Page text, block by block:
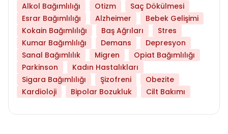
Alkol Bağımlılığı
Otizm
Saç Dökülmesi
Esrar Bağımlılığı
Alzheimer
Bebek Gelişimi
Kokain Bağımlılığı
Baş Ağrıları
Stres
Kumar Bağımlılığı
Demans
Depresyon
Sanal Bağımlılık
Migren
Opiat Bağımlılığı
Parkinson
Kadın Hastalıkları
Sigara Bağımlılığı
Şizofreni
Obezite
Kardioloji
Bipolar Bozukluk Cilt Bakımı